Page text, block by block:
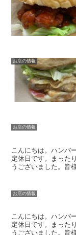
お店の情報
お店の情報
こんにちは。ハンバ
定休日です。まった
うございました。皆
お店の情報
こんにちは。ハンバ
定休日です。まった
うございました。皆